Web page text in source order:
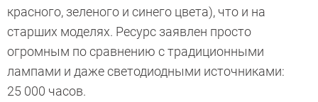
красного, зеленого и синего цвета), что и на
старших моделях. Ресурс заявлен просто
огромным по сравнению с традиционными
лампами и даже светодиодными источниками:
25 000 часов.